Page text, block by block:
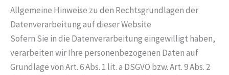
Allgemeine Hinweise zu den Rechtsgrundlagen der
Datenverarbeitung auf dieser Website
Sofern Sie in die Datenverarbeitung eingewilligt haben,
verarbeiten wir Ihre personenbezogenen Daten auf
Grundlage von Art. 6 Abs. 1 lit. a DSGVO bzw. Art. 9 Abs. 2